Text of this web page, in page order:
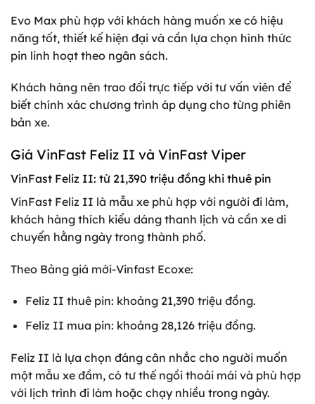
Evo Max phù hợp với khách hàng muốn xe có hiệu
năng tốt, thiết kế hiện đại và cần lựa chọn hình thức
pin linh hoạt theo ngân sách.
Khách hàng nên trao đổi trực tiếp với tư vấn viên để
biết chính xác chương trình áp dụng cho từng phiên
bản xe.
Giá VinFast Feliz II và VinFast Viper
VinFast Feliz II: từ 21,390 triệu đồng khi thuê pin
VinFast Feliz II là mẫu xe phù hợp với người đi làm,
khách hàng thích kiểu dáng thanh lịch và cần xe di
chuyển hằng ngày trong thành phố.
Theo Bảng giá mới-Vinfast Ecoxe:
Feliz II thuê pin: khoảng 21,390 triệu đồng.
Feliz II mua pin: khoảng 28,126 triệu đồng.
Feliz II là lựa chọn đáng cân nhắc cho người muốn
một mẫu xe đầm, có tư thế ngồi thoải mái và phù hợp
với lịch trình đi làm hoặc chạy nhiều trong ngày.